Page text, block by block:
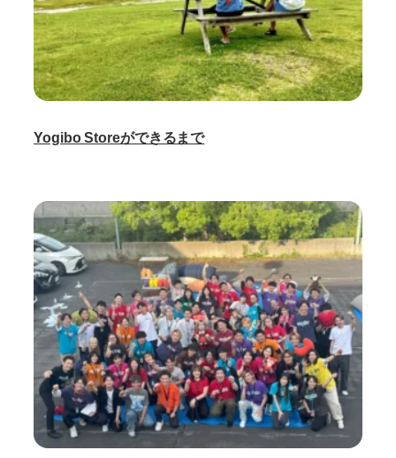
Yogibo Storeができるまで